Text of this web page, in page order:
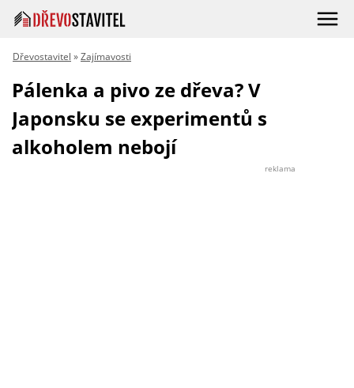
Dřevostavitel »Zajímavosti
Pálenka a pivo ze dřeva? V
Japonsku se experimentů s
alkoholem nebojí
reklama